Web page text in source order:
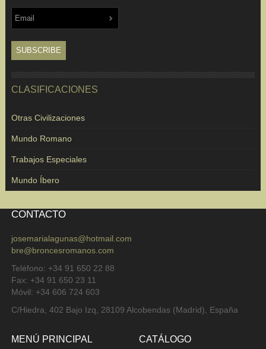
CLASIFICACIONES
Otras Civilizaciones
Mundo Romano
Trabajos Especiales
Mundo Íbero
CONTACTO
josemarialagunas@hotmail.com
bre@broncesromanos.com
Teléfono: +34 91 650 22 88
Fax: +34 91 650 23 11
Móvil: +34 606 724 603
C/Hiedra, 402 Bajo Izq, 28109 Alcobendas (Madrid), España
MENÚ PRINCIPAL CATÁLOGO